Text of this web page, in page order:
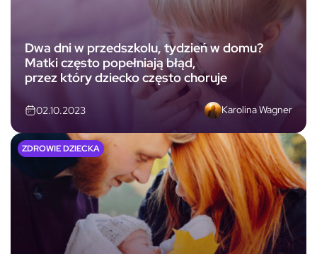
Dwa dni w przedszkolu, tydzień w domu?
Matki często popełniają błąd,
przez który dziecko często choruje
02.10.2023 Karolina Wagner
ZDROWIE DZIECKA